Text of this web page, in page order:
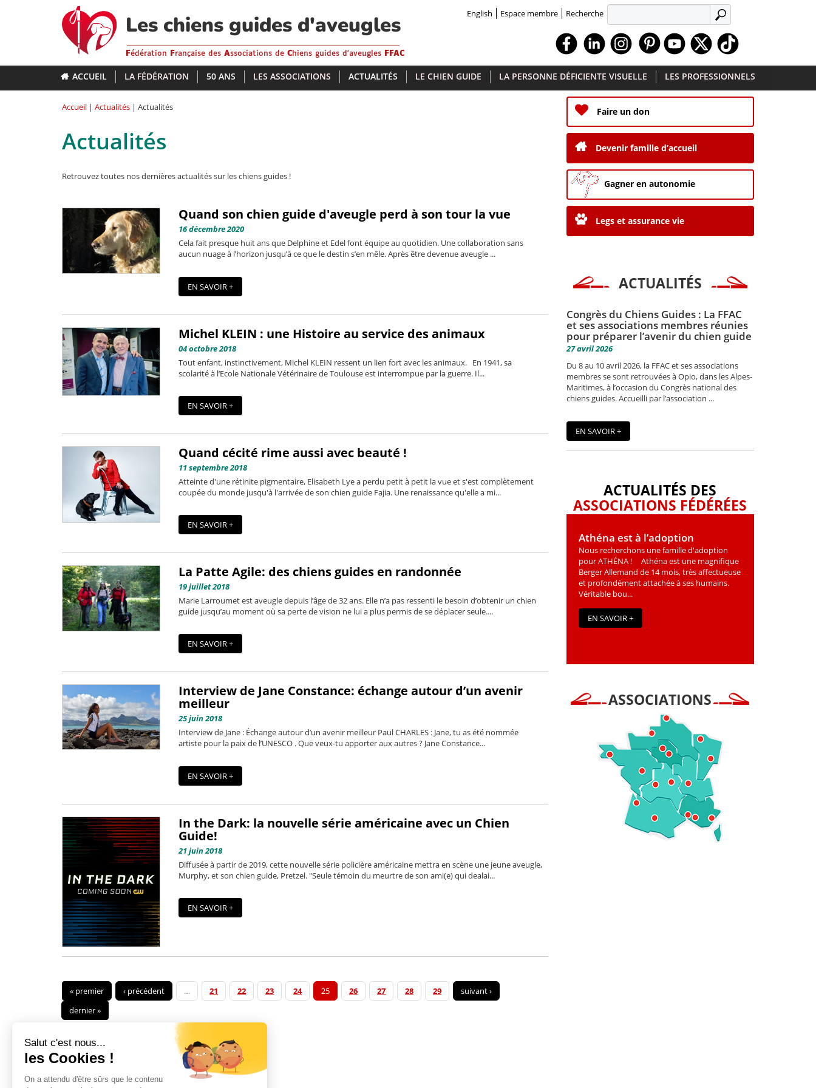
Les chiens guides d'aveugles
Fédération Française des Associations de Chiens guides d'aveugles FFAC
English Espace membre Recherche APPLIQUER
FacebookLinkedin Instagram Youtube
ACCUEIL LA FÉDÉRATION 50 ANS LES ASSOCIATIONS ACTUALITÉS LE CHIEN GUIDE LA PERSONNE DÉFICIENTE VISUELLE LES PROFESSIONNELS
Accueil | Actualités | Actualités
Actualités
Retrouvez toutes nos dernières actualités sur les chiens guides !
Quand son chien guide d'aveugle perd à son tour la vue
16 décembre 2020
Cela fait presque huit ans que Delphine et Edel font équipe au quotidien. Une collaboration sans
aucun nuage à l’horizon jusqu’à ce que le destin s’en mêle. Après être devenue aveugle ...
EN SAVOIR +
Michel KLEIN : une Histoire au service des animaux
04 octobre 2018
Tout enfant, instinctivement, Michel KLEIN ressent un lien fort avec les animaux. En 1941, sa
scolarité à l’Ecole Nationale Vétérinaire de Toulouse est interrompue par la guerre. Il...
EN SAVOIR +
Quand cécité rime aussi avec beauté !
11 septembre 2018
Atteinte d'une rétinite pigmentaire, Elisabeth Lye a perdu petit à petit la vue et s'est complètement
coupée du monde jusqu'à l'arrivée de son chien guide Fajia. Une renaissance qu'elle a mi...
EN SAVOIR +
La Patte Agile: des chiens guides en randonnée
19 juillet 2018
Marie Larroumet est aveugle depuis l’âge de 32 ans. Elle n’a pas ressenti le besoin d’obtenir un chien
guide jusqu’au moment où sa perte de vision ne lui a plus permis de se déplacer seule....
EN SAVOIR +
Interview de Jane Constance: échange autour d’un avenir
meilleur
25 juin 2018
Interview de Jane : Échange autour d’un avenir meilleur Paul CHARLES : Jane, tu as été nommée
artiste pour la paix de l’UNESCO . Que veux-tu apporter aux autres ? Jane Constance...
EN SAVOIR +
In the Dark: la nouvelle série américaine avec un Chien
Guide!
21 juin 2018
Diffusée à partir de 2019, cette nouvelle série policière américaine mettra en scène une jeune aveugle,
Murphy, et son chien guide, Pretzel. "Seule témoin du meurtre de son ami(e) qui dealai...
EN SAVOIR +
« premier ‹ précédent … 21 22 23 24 25 26 27 28 29
suivant ›
dernier »
Faire un don
Devenir famille d’accueil
Gagner en autonomie
Legs et assurance vie
ACTUALITÉS
Congrès du Chiens Guides : La FFAC
et ses associations membres réunies
pour préparer l’avenir du chien guide
27 avril 2026
Du 8 au 10 avril 2026, la FFAC et ses associations
membres se sont retrouvées à Opio, dans les Alpes-
Maritimes, à l’occasion du Congrès national des
chiens guides. Accueilli par l’association ...
EN SAVOIR +
ACTUALITÉS DES
ASSOCIATIONS FÉDÉRÉES
Athéna est à l’adoption
Nous recherchons une famille d'adoption
pour ATHÉNA ! Athéna est une magniﬁque
Berger Allemand de 14 mois, très affectueuse
et profondément attachée à ses humains.
Véritable bou...
EN SAVOIR +
ASSOCIATIONS
Salut c'est nous...
les Cookies !
On a attendu d'être sûrs que le contenu